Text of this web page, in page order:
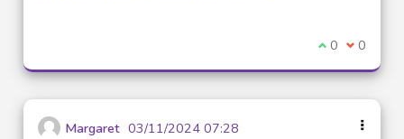
Je suis
0 Je ne
0
Margaret 03/11/2024 07:28